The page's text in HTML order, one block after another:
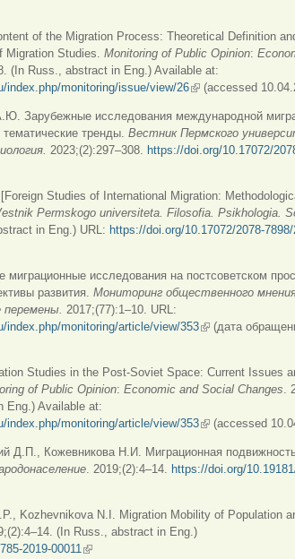
of the Migration Process: Theoretical Definition
Migration Studies. Monitoring of Public Opinion:
(In Russ., abstract in Eng.) Available at:
index.php/monitoring/issue/view/26(внешняя ссылка)
(accessed
Зарубежные исследования международной
тренды. Вестник Пермского
. 2023;(2):297–308. https://doi.org/10.17072/
Studies of International Migration:
Permskogo universiteta. Filosofia. Psikhologia.
in Eng.) URL: https://doi.org/10.17072/2078-
исследования на постсоветском
развития. Мониторинг общественного
перемены. 2017;(77):1–10. URL:
index.php/monitoring/article/view/353(внешняя ссылка)
(дата
Studies in the Post-Soviet Space: Current Issues
of Public Opinion: Economic and Social Changes.
Eng.) Available at:
index.php/monitoring/article/view/353(внешняя ссылка)
(accessed
Д.П., Кожевникова Н.И. Миграционная подвижность
. 2019;(2):4–14. https://doi.org/
Kozhevnikova N.I. Migration Mobility of Population
(In Russ., abstract in Eng.)
2019-00011(внешняя ссылка)